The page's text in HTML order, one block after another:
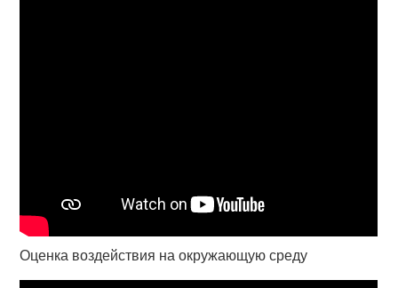
Оценка воздействия на окружающую среду